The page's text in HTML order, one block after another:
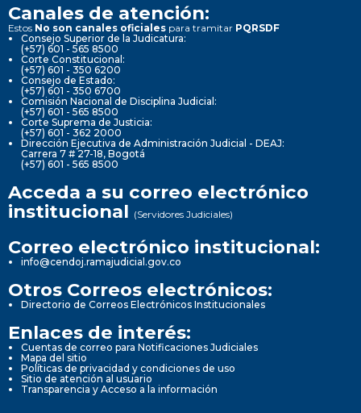
Canales de atención:
Estos No son canales oficiales para tramitar PQRSDF
Consejo Superior de la Judicatura:
(+57) 601 - 565 8500
Corte Constitucional:
(+57) 601 - 350 6200
Consejo de Estado:
(+57) 601 - 350 6700
Comisión Nacional de Disciplina Judicial:
(+57) 601 - 565 8500
Corte Suprema de Justicia:
(+57) 601 - 362 2000
Dirección Ejecutiva de Administración Judicial - DEAJ:
Carrera 7 # 27-18, Bogotá
(+57) 601 - 565 8500
Acceda a su correo electrónico
institucional (Servidores Judiciales)
Correo electrónico institucional:
info@cendoj.ramajudicial.gov.co
Otros Correos electrónicos:
Directorio de Correos Electrónicos Institucionales
Enlaces de interés:
Cuentas de correo para Notificaciones Judiciales
Mapa del sitio
Políticas de privacidad y condiciones de uso
Sitio de atención al usuario
Transparencia y Acceso a la información